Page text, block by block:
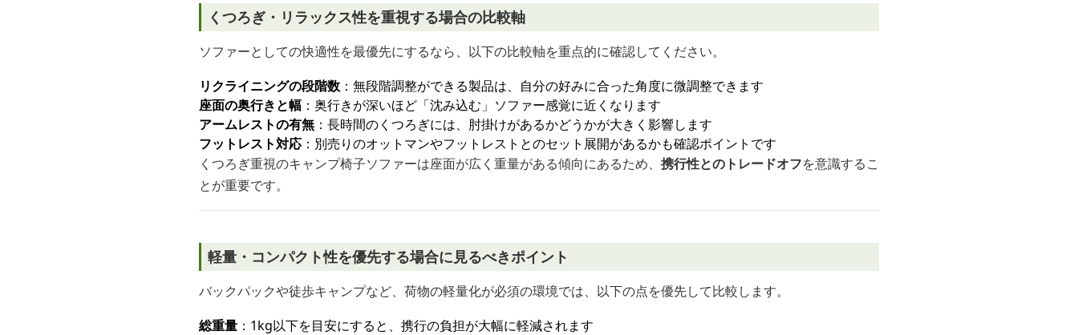
くつろぎ・リラックス性を重視する場合の比較軸
ソファーとしての快適性を最優先にするなら、以下の比較軸を重点的に確認してください。
リクライニングの段階数 ：無段階調整ができる製品は、自分の好みに合った角度に微調整できます
座面の奥行きと幅 ：奥行きが深いほど「沈み込む」ソファー感覚に近くなります
アームレストの有無 ：長時間のくつろぎには、肘掛けがあるかどうかが大きく影響します
フットレスト対応 ：別売りのオットマンやフットレストとのセット展開があるかも確認ポイントです
くつろぎ重視のキャンプ椅子ソファーは座面が広く重量がある傾向にあるため、 携行性とのトレードオフを意識するこ
とが重要です。
軽量・コンパクト性を優先する場合に見るべきポイント
バックパックや徒歩キャンプなど、荷物の軽量化が必須の環境では、以下の点を優先して比較します。
総重量 ：1kg以下を目安にすると、携行の負担が大幅に軽減されます